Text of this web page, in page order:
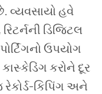
વ્યવસાયો હવે
ડિજિટલ
ઉપયોગ
કરોને દૂર
રેકોર્ડ-કિપિંગ અને